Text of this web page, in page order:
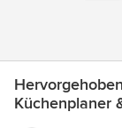
Küchenplaner